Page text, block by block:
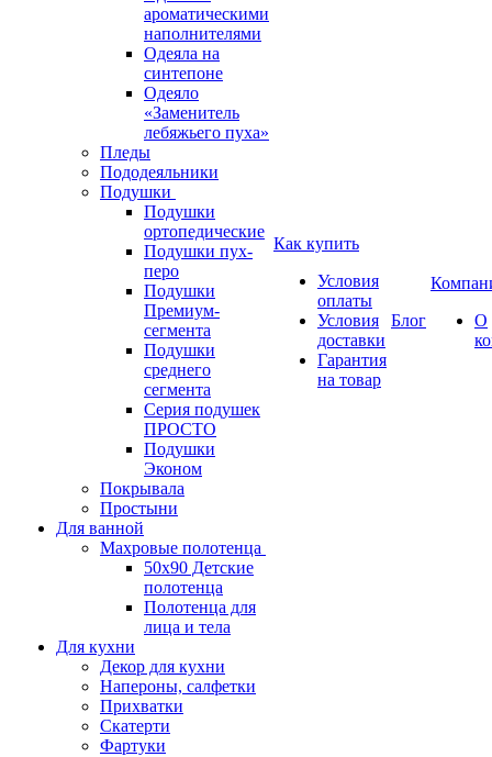
ароматическими
наполнителями
Одеяла на
синтепоне
Одеяло
«Заменитель
лебяжьего пуха»
Пледы
Пододеяльники
Подушки
Подушки
ортопедические
Подушки пух-
перо
Подушки
Премиум-
сегмента
Подушки
среднего
сегмента
Серия подушек
ПРОСТО
Подушки
Эконом
Покрывала
Простыни
Для ванной
Махровые полотенца
50х90 Детские
полотенца
Полотенца для
лица и тела
Для кухни
Декор для кухни
Напероны, салфетки
Прихватки
Скатерти
Фартуки
Как купить
Условия
оплаты
Условия
доставки
Гарантия
на товар
Блог
О